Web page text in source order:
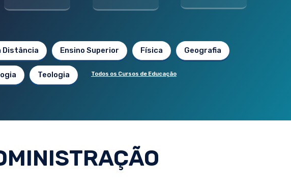
Distância Ensino Superior Física Geografia
Teologia Todos os Cursos de Educação